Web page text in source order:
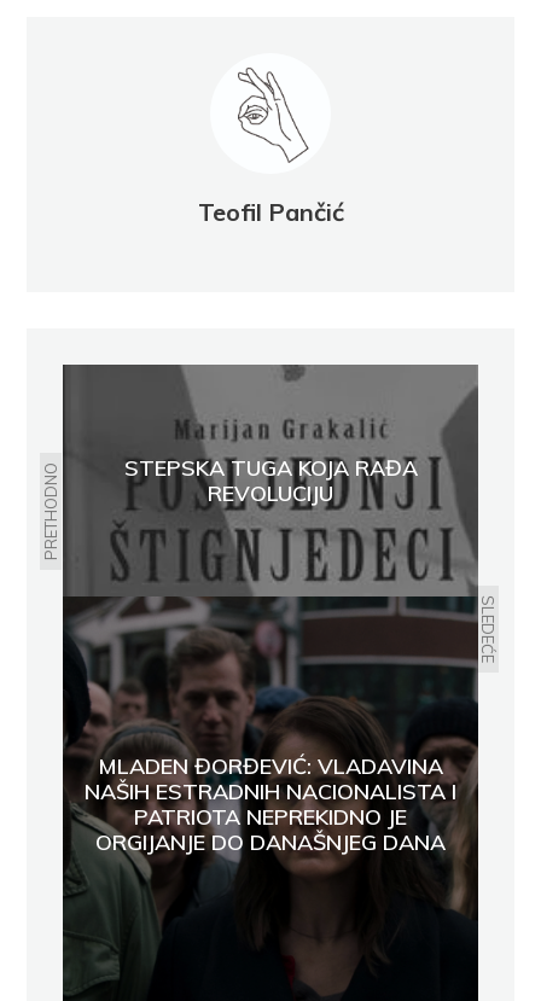
Teofil Pančić
PRETHODNO
STEPSKA TUGA KOJA RAĐA
REVOLUCIJU
SLEDEĆE
MLADEN ĐORĐEVIĆ: VLADAVINA
NAŠIH ESTRADNIH NACIONALISTA I
PATRIOTA NEPREKIDNO JE
ORGIJANJE DO DANAŠNJEG DANA